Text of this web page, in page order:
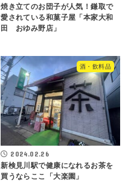
焼き立てのお団子が人気！鎌取で
愛されている和菓子屋「本家大和
田 おゆみ野店」
酒・飲料品
2024.02.26
新検見川駅で健康になれるお茶を
買うならここ「大楽園」